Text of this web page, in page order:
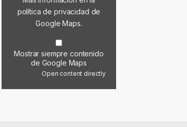
política de privacidad de
Google Maps.
Mostrar siempre contenido
de Google Maps
Open content directly